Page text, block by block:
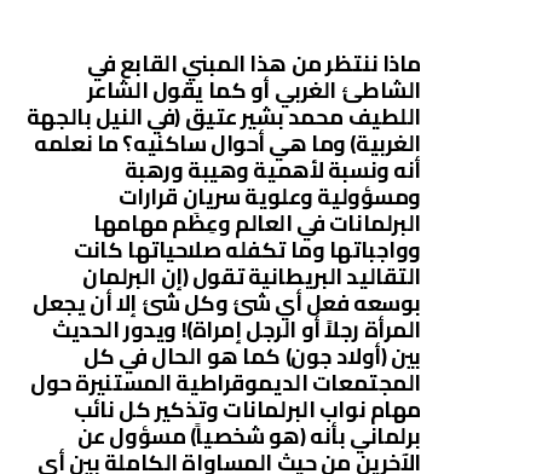
ماذا ننتظر من هذا المبني القابع في
الشاطئ الغربي أو كما يقول الشاعر
اللطيف محمد بشير عتيق (في النيل بالجهة
الغربية) وما هي أحوال ساكنيه؟ ما نعلمه
أنه ونسبة لأهمية وهيبة ورهبة
ومسؤولية وعلوية سريان قرارات
البرلمانات في العالم وعِظَم مهامها
وواجباتها وما تكفله صلاحياتها كانت
التقاليد البريطانية تقول (إن البرلمان
بوسعه فعل أي شئ وكل شئ إلا أن يجعل
المرأة رجلاً أو الرجل إمراة)! ويدور الحديث
بين (أولاد جون) كما هو الحال في كل
المجتمعات الديموقراطية المستنيرة حول
مهام نواب البرلمانات وتذكير كل نائب
برلماني بأنه (هو شخصياً) مسؤول عن
الآخرين من حيث المساواة الكاملة بين أي